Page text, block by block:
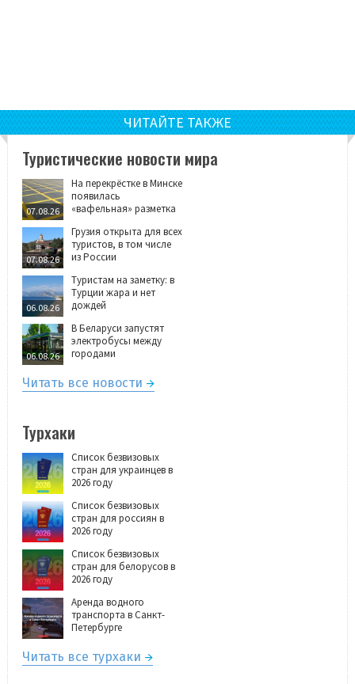
ЧИТАЙТЕ ТАКЖЕ
Туристические новости мира
07.08.26
На перекрёстке в Минске
появилась
«вафельная» разметка
07.08.26
Грузия открыта для всех
туристов, в том числе
из России
06.08.26
Туристам на заметку: в
Турции жара и нет
дождей
06.08.26
В Беларуси запустят
электробусы между
городами
Читать все новости
Турхаки
Список безвизовых
стран для украинцев в
2026 году
Список безвизовых
стран для россиян в
2026 году
Список безвизовых
стран для белорусов в
2026 году
Аренда водного
транспорта в Санкт-
Петербурге
Читать все турхаки